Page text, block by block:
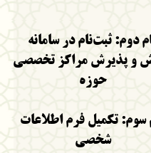
دوم: ثبت‌نام در سامانه
و پذیرش مراکز تخصصی
حوزه
سوم: تکمیل فرم اطلاعات
شخصی